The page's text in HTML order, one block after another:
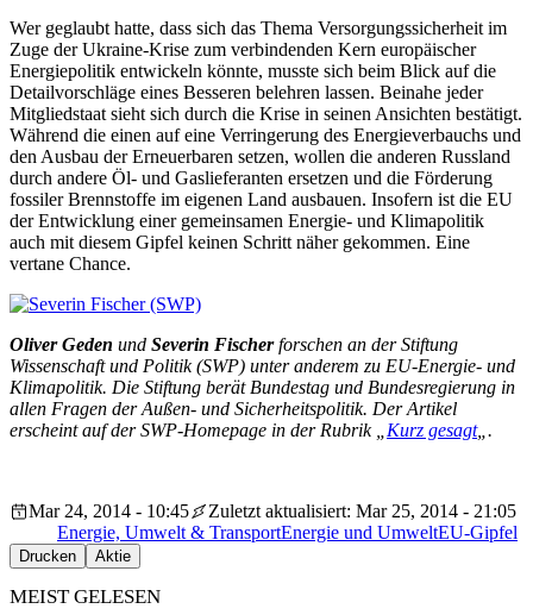
Wer geglaubt hatte, dass sich das Thema Versorgungssicherheit im
Zuge der Ukraine-Krise zum verbindenden Kern europäischer
Energiepolitik entwickeln könnte, musste sich beim Blick auf die
Detailvorschläge eines Besseren belehren lassen. Beinahe jeder
Mitgliedstaat sieht sich durch die Krise in seinen Ansichten bestätigt.
Während die einen auf eine Verringerung des Energieverbauchs und
den Ausbau der Erneuerbaren setzen, wollen die anderen Russland
durch andere Öl- und Gaslieferanten ersetzen und die Förderung
fossiler Brennstoffe im eigenen Land ausbauen. Insofern ist die EU
der Entwicklung einer gemeinsamen Energie- und Klimapolitik
auch mit diesem Gipfel keinen Schritt näher gekommen. Eine
vertane Chance.
Oliver Geden und Severin Fischerforschen an der Stiftung
Wissenschaft und Politik (SWP) unter anderem zu EU-Energie- und
Klimapolitik. Die Stiftung berät Bundestag und Bundesregierung in
allen Fragen der Außen- und Sicherheitspolitik. Der Artikel
erscheint auf der SWP-Homepage in der Rubrik „ Kurz gesagt„.
Mar 24, 2014 - 10:45
Zuletzt aktualisiert: Mar 25, 2014 - 21:05
Energie, Umwelt & TransportEnergie und UmweltEU-Gipfel
Drucken Aktie
MEIST GELESEN